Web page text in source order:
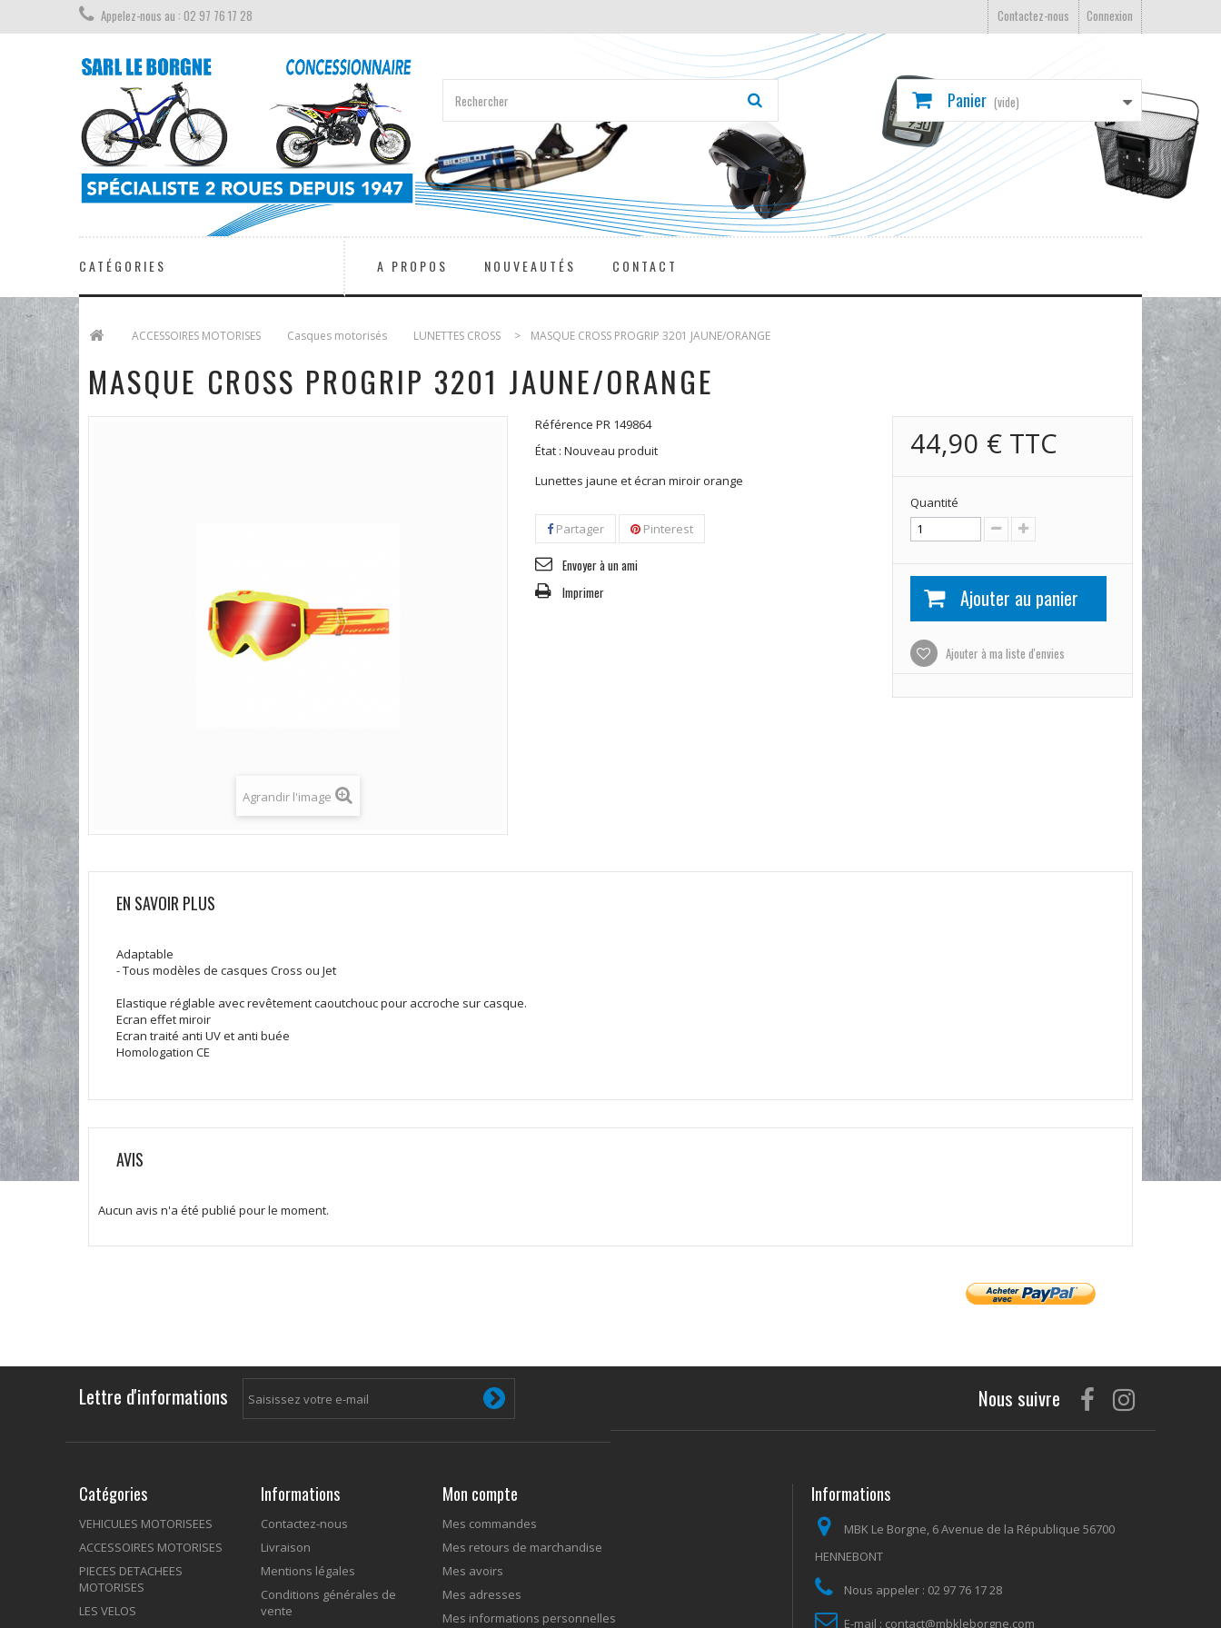
Connexion
Contactez-nous
Appelez-nous au : 02 97 76 17 28
Panier (vide)
CATÉGORIES A PROPOS NOUVEAUTÉS CONTACT
ACCESSOIRES MOTORISES Casques motorisés LUNETTES CROSS > MASQUE CROSS PROGRIP 3201 JAUNE/ORANGE
MASQUE CROSS PROGRIP 3201 JAUNE/ORANGE
Agrandir l'image
Référence PR 149864
État : Nouveau produit
Lunettes jaune et écran miroir orange
Partager Pinterest
Envoyer à un ami
Imprimer
44,90 €TTC
Quantité
Ajouter au panier
Ajouter à ma liste d'envies
EN SAVOIR PLUS
Adaptable
- Tous modèles de casques Cross ou Jet
Elastique réglable avec revêtement caoutchouc pour accroche sur casque.
Ecran effet miroir
Ecran traité anti UV et anti buée
Homologation CE
AVIS
Aucun avis n'a été publié pour le moment.
Lettre d'informations Nous suivre
Catégories
VEHICULES MOTORISEES
ACCESSOIRES MOTORISES
PIECES DETACHEES
MOTORISES
LES VELOS
Informations
Contactez-nous
Livraison
Mentions légales
Conditions générales de
vente
Mon compte
Mes commandes
Mes retours de marchandise
Mes avoirs
Mes adresses
Mes informations personnelles
Informations
MBK Le Borgne, 6 Avenue de la République 56700
HENNEBONT
Nous appeler : 02 97 76 17 28
E-mail : contact@mbkleborgne.com